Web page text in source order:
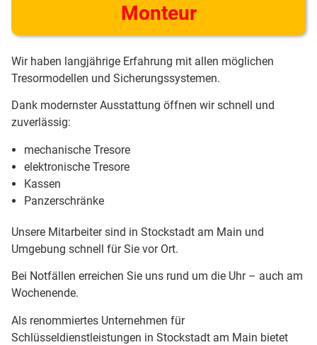
Monteur
Wir haben langjährige Erfahrung mit allen möglichen
Tresormodellen und Sicherungssystemen.
Dank modernster Ausstattung öffnen wir schnell und
zuverlässig:
mechanische Tresore
elektronische Tresore
Kassen
Panzerschränke
Unsere Mitarbeiter sind in Stockstadt am Main und
Umgebung schnell für Sie vor Ort.
Bei Notfällen erreichen Sie uns rund um die Uhr – auch am
Wochenende.
Als renommiertes Unternehmen für
Schlüsseldienstleistungen in Stockstadt am Main bietet